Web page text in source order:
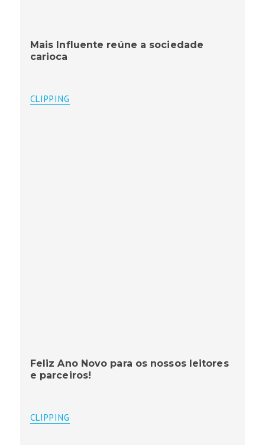
Mais Influente reúne a sociedade
carioca
CLIPPING
Feliz Ano Novo para os nossos leitores
e parceiros!
CLIPPING